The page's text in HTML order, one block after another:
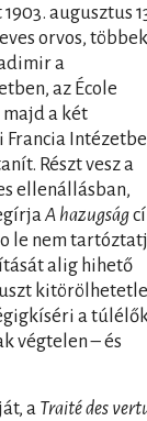
augusztus
orvos, többek
a
az École
a két
Részt vesz a
ellenállásban,
A hazugság
le nem
alig hihető
a
végtelen – és
a Traité des